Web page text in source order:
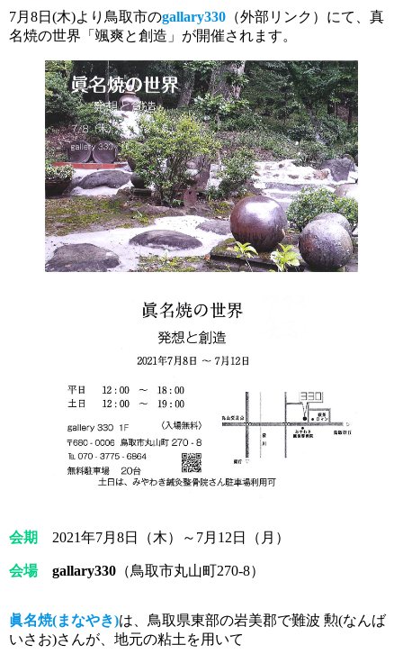
7月8日(木)より鳥取市のgallary330 （外部リンク）にて、真
名焼の世界「颯爽と創造」が開催されます。
会期 2021年7月8日（木）～7月12日（月）
会場 gallary330 （鳥取市丸山町270-8）
眞名焼(まなやき)は、鳥取県東部の岩美郡で難波 勲(なんば
いさお)さんが、地元の粘土を用いて